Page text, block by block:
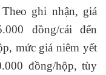
ghi nhận, giá
đồng/cái đến
mức giá niêm yết
đồng/hộp, tùy